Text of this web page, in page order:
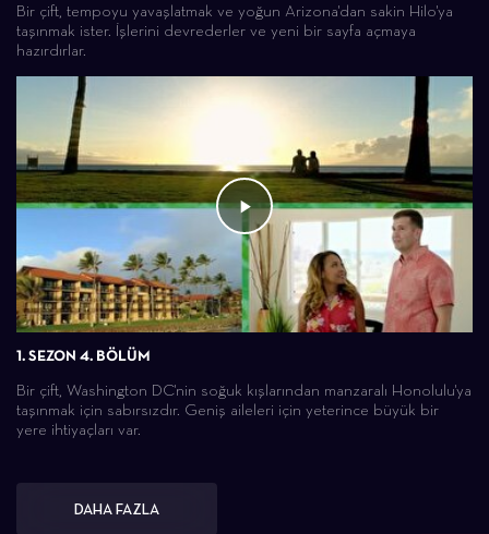
Bir çift, tempoyu yavaşlatmak ve yoğun Arizona'dan sakin Hilo'ya
taşınmak ister. İşlerini devrederler ve yeni bir sayfa açmaya
hazırdırlar.
1. SEZON 4. BÖLÜM
Bir çift, Washington DC'nin soğuk kışlarından manzaralı Honolulu'ya
taşınmak için sabırsızdır. Geniş aileleri için yeterince büyük bir
yere ihtiyaçları var.
DAHA FAZLA